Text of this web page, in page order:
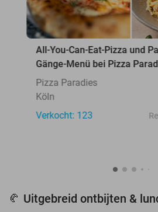
All-You-Can-Eat-Pizza und
Gänge-Menü bei Pizza
Pizza Paradies
Köln
Verkocht: 123
🥐 Uitgebreid ontbijten &